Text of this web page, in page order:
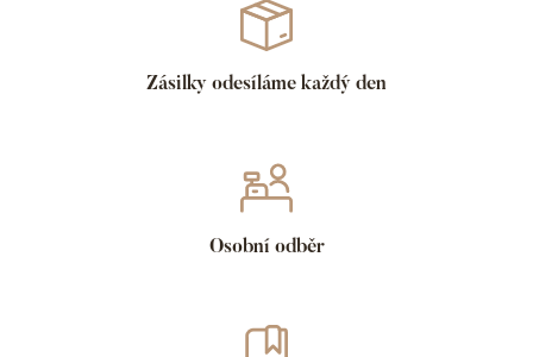
Zásilky odesíláme každý den
Osobní odběr